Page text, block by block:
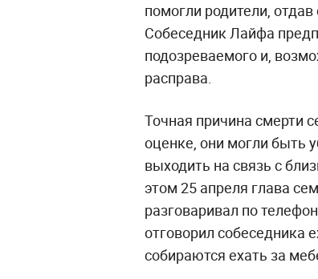
помогли родители,
Собеседник Лайфа
подозреваемого и,
расправа.
Точная причина смерти
оценке, они могли быть
выходить на связь с
этом 25 апреля глава
разговаривал по
отговорил собеседника
собираются ехать за